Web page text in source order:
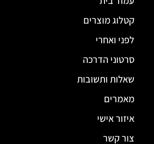
קטלוג מוצרים
לפני ואחרי
סרטוני הדרכה
שאלות ותשובות
מאמרים
איזור אישי
צור קשר